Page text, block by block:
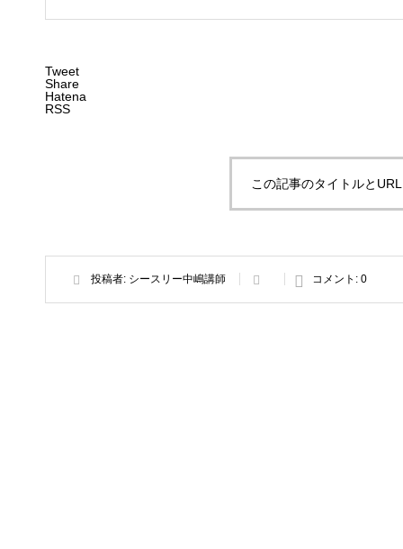
Tweet
Share
Hatena
RSS
この記事のタイトルと
投稿者: シースリー中嶋講師 コメント: 0